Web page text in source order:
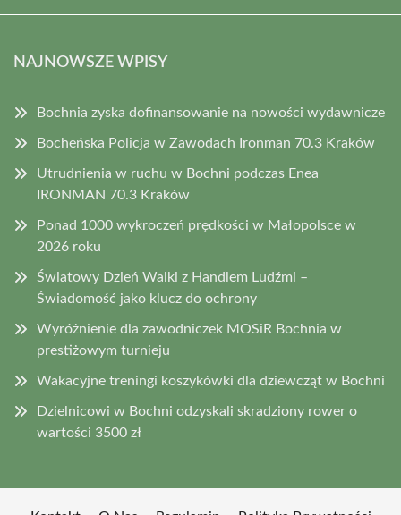
NAJNOWSZE WPISY
Bochnia zyska dofinansowanie na nowości wydawnicze
Bocheńska Policja w Zawodach Ironman 70.3 Kraków
Utrudnienia w ruchu w Bochni podczas Enea
IRONMAN 70.3 Kraków
Ponad 1000 wykroczeń prędkości w Małopolsce w
2026 roku
Światowy Dzień Walki z Handlem Ludźmi –
Świadomość jako klucz do ochrony
Wyróżnienie dla zawodniczek MOSiR Bochnia w
prestiżowym turnieju
Wakacyjne treningi koszykówki dla dziewcząt w Bochni
Dzielnicowi w Bochni odzyskali skradziony rower o
wartości 3500 zł